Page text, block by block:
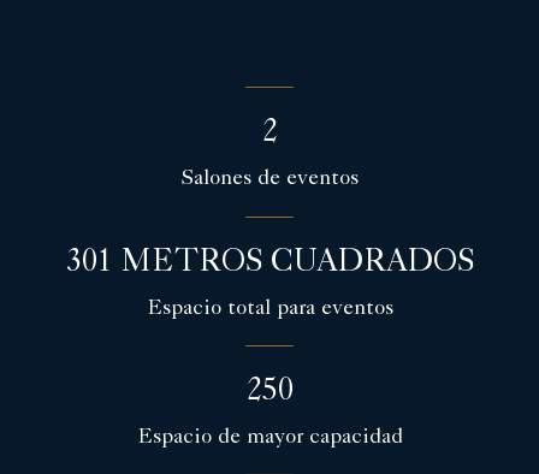
2
Salones de eventos
301 METROS CUADRADOS
Espacio total para eventos
250
Espacio de mayor capacidad